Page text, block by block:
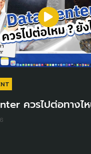
ควรไปต่อทางไ